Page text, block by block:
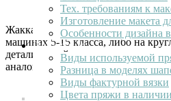
Тех. требованиям к
Изготовление макета
Особенности дизайна
Продукция
Виды используемой
Разница в моделях
Виды фактурной вязки
Цвета пряжи в наличии
Жаккардовая вязка производится
машинах 5-15 класса, либо на
детализацией значительно
аналоги.